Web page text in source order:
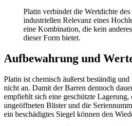
Platin verbindet die Wertdichte
industriellen Relevanz eines
eine Kombination, die kein
dieser Form bietet.
Aufbewahrung und
Platin ist chemisch äußerst beständig
nicht an. Damit der Barren dennoch
empfiehlt sich eine geschützte Lagerung,
ungeöffneten Blister und die
ein beschädigtes Siegel können den